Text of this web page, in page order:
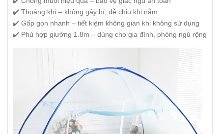
✔️ Thoáng khí – không gây bí, dễ chịu khi nằm
✔️ Gấp gọn nhanh – tiết kiệm không gian khi không sử dụng
✔️ Phù hợp giường 1.8m – dùng cho gia đình, phòng ngủ rộng